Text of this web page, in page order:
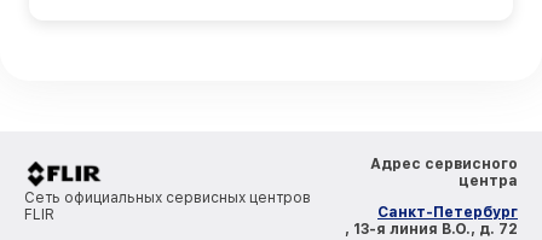
Сеть официальных сервисных центров
FLIR
Адрес сервисного
центра
Санкт-Петербург
, 13-я линия В.О., д. 72